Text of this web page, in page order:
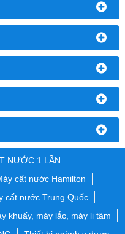
NƯỚC 1 LẦN
cất nước Hamilton
cất nước Trung Quốc
khuấy, máy lắc, máy li tâm